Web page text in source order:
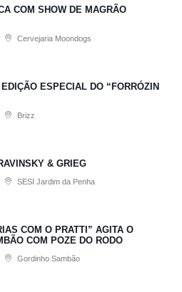
COM SHOW DE MAGRÃO
Cervejaria Moondogs
ESPECIAL DO “FORRÓZIN
Brizz
& GRIEG
SESI Jardim da Penha
COM O PRATTI” AGITA O
COM POZE DO RODO
Gordinho Sambão